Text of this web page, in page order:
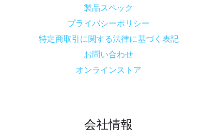
製品スペック
プライバシーポリシー
特定商取引に関する法律に基づく表記
お問い合わせ
オンラインストア
会社情報